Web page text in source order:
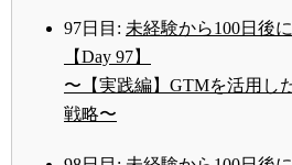
97日目: 未経験から100日後
【Day 97】
〜【実践編】GTMを活用し
戦略〜